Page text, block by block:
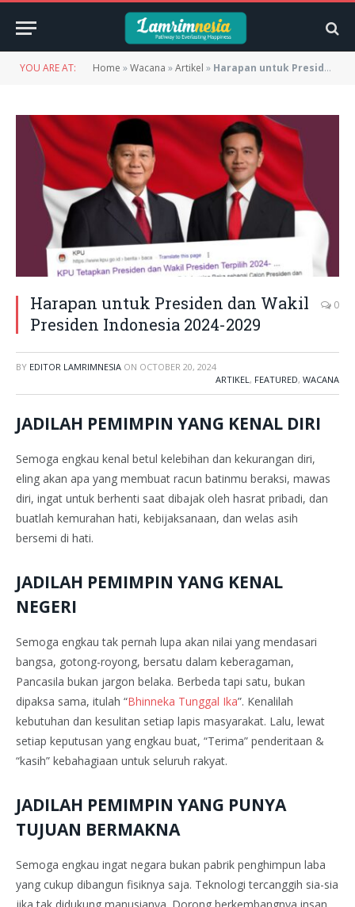
YOU ARE AT: Home »Wacana »Artikel » Harapan untuk Presiden dan Wakil Presiden Indonesia 2024-2029
Harapan untuk Presiden dan Wakil
Presiden Indonesia 2024-2029
0
BY EDITOR LAMRIMNESIA ON OCTOBER 20, 2024
ARTIKEL, FEATURED, WACANA
JADILAH PEMIMPIN YANG KENAL DIRI
Semoga engkau kenal betul kelebihan dan kekurangan diri,
eling akan apa yang membuat racun batinmu beraksi, mawas
diri, ingat untuk berhenti saat dibajak oleh hasrat pribadi, dan
buatlah kemurahan hati, kebijaksanaan, dan welas asih
bersemi di hati.
JADILAH PEMIMPIN YANG KENAL
NEGERI
Semoga engkau tak pernah lupa akan nilai yang mendasari
bangsa, gotong-royong, bersatu dalam keberagaman,
Pancasila bukan jargon belaka. Berbeda tapi satu, bukan
dipaksa sama, itulah “Bhinneka Tunggal Ika”. Kenalilah
kebutuhan dan kesulitan setiap lapis masyarakat. Lalu, lewat
setiap keputusan yang engkau buat, “Terima” penderitaan &
“kasih” kebahagiaan untuk seluruh rakyat.
JADILAH PEMIMPIN YANG PUNYA
TUJUAN BERMAKNA
Semoga engkau ingat negara bukan pabrik penghimpun laba
yang cukup dibangun fisiknya saja. Teknologi tercanggih sia-sia